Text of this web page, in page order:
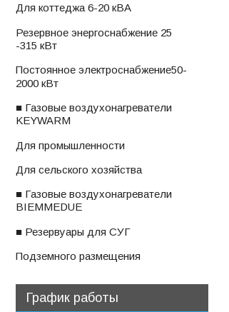
ㅤДля коттеджа 6-20 кВА
ㅤРезервное энергоснабжение 25
-315 кВт
ㅤПостоянное электроснабжениеㅤ50-
2000 кВт
■ Газовые воздухонагреватели
KEYWARM
ㅤДля промышленности
ㅤДля сельского хозяйства
■ Газовые воздухонагреватели
BIEMMEDUE
■ Резервуары для СУГ
ㅤПодземного размещения
График работы